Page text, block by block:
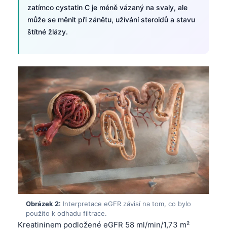
zatímco cystatin C je méně vázaný na svaly, ale
může se měnit při zánětu, užívání steroidů a stavu
štítné žlázy.
Obrázek 2: Interpretace eGFR závisí na tom, co bylo
použito k odhadu filtrace.
Kreatininem podložené eGFR 58 ml/min/1,73 m²